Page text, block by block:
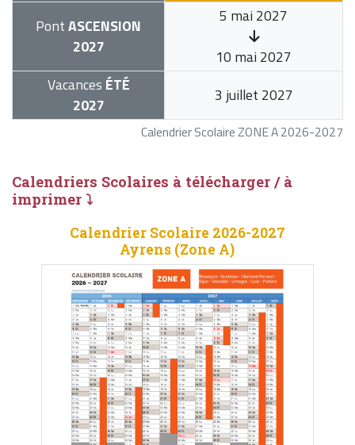
Calendrier Scolaire ZONE A 2026-2027
PontASCENSION
2027
5 mai 2027
10 mai 2027
Vacances ÉTÉ
2027
3 juillet 2027
Calendriers Scolaires à télécharger / à
imprimer ⤵
Calendrier Scolaire 2026-2027
Ayrens (Zone A)